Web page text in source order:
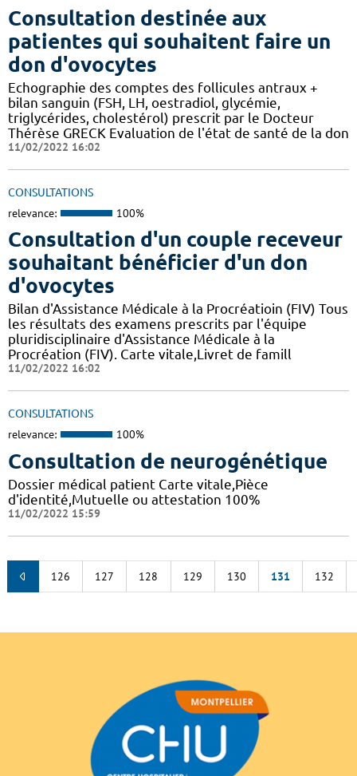
Consultation destinée aux
patientes qui souhaitent faire un
don d'ovocytes
Echographie des comptes des follicules antraux +
bilan sanguin (FSH, LH, oestradiol, glycémie,
triglycérides, cholestérol) prescrit par le Docteur
Thérèse GRECK Evaluation de l'état de santé de la don
11/02/2022 16:02
CONSULTATIONS
relevance: 100%
Consultation d'un couple receveur
souhaitant bénéficier d'un don
d'ovocytes
Bilan d'Assistance Médicale à la Procréatioin (FIV) Tous
les résultats des examens prescrits par l'équipe
pluridisciplinaire d'Assistance Médicale à la
Procréation (FIV). Carte vitale,Livret de famill
11/02/2022 16:02
CONSULTATIONS
relevance: 100%
Consultation de neurogénétique
Dossier médical patient Carte vitale,Pièce
d'identité,Mutuelle ou attestation 100%
11/02/2022 15:59
126 127 128 129 130 131 132